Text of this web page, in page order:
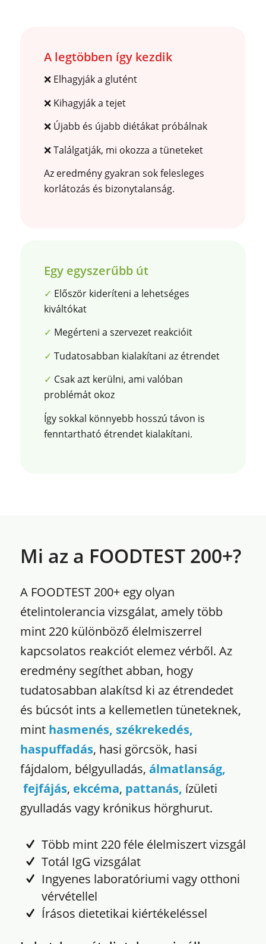
A legtöbben így kezdik
❌ Elhagyják a glutént
❌ Kihagyják a tejet
❌ Újabb és újabb diétákat próbálnak
❌ Találgatják, mi okozza a tüneteket
Az eredmény gyakran sok felesleges
korlátozás és bizonytalanság.
Egy egyszerűbb út
✓ Először kideríteni a lehetséges
kiváltókat
✓ Megérteni a szervezet reakcióit
✓ Tudatosabban kialakítani az étrendet
✓ Csak azt kerülni, ami valóban
problémát okoz
Így sokkal könnyebb hosszú távon is
fenntartható étrendet kialakítani.
Mi az a FOODTEST 200+?
A FOODTEST 200+ egy olyan
ételintolerancia vizsgálat, amely több
mint 220 különböző élelmiszerrel
kapcsolatos reakciót elemez vérből. Az
eredmény segíthet abban, hogy
tudatosabban alakítsd ki az étrendedet
és búcsót ints a kellemetlen tüneteknek,
mint hasmenés, székrekedés,
haspuffadás, hasi görcsök, hasi
fájdalom, bélgyulladás, álmatlanság,
fejfájás, ekcéma, pattanás, ízületi
gyulladás vagy krónikus hörghurut.
Több mint 220 féle élelmiszert vizsgál
Totál IgG vizsgálat
Ingyenes laboratóriumi vagy otthoni
vérvétellel
Írásos dietetikai kiértékeléssel